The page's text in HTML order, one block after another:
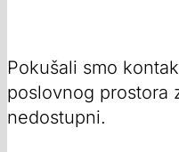
Pokušali smo
poslovnog prostora
nedostupni.